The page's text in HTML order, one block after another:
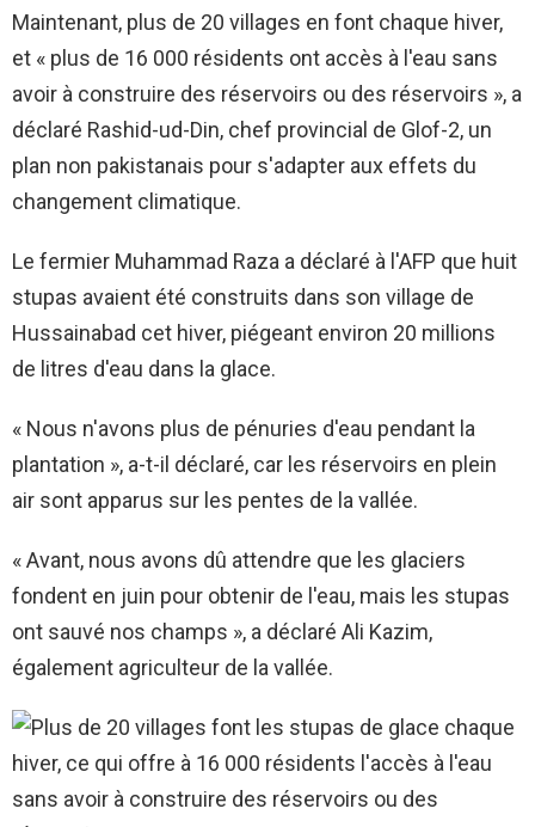
Maintenant, plus de 20 villages en font chaque hiver,
et « plus de 16 000 résidents ont accès à l'eau sans
avoir à construire des réservoirs ou des réservoirs », a
déclaré Rashid-ud-Din, chef provincial de Glof-2, un
plan non pakistanais pour s'adapter aux effets du
changement climatique.
Le fermier Muhammad Raza a déclaré à l'AFP que huit
stupas avaient été construits dans son village de
Hussainabad cet hiver, piégeant environ 20 millions
de litres d'eau dans la glace.
« Nous n'avons plus de pénuries d'eau pendant la
plantation », a-t-il déclaré, car les réservoirs en plein
air sont apparus sur les pentes de la vallée.
« Avant, nous avons dû attendre que les glaciers
fondent en juin pour obtenir de l'eau, mais les stupas
ont sauvé nos champs », a déclaré Ali Kazim,
également agriculteur de la vallée.